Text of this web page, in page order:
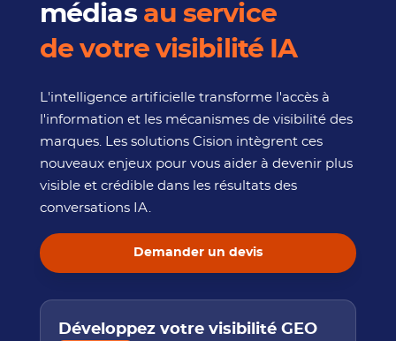
médias au service
de votre visibilité IA
L'intelligence artificielle transforme l'accès à
l'information et les mécanismes de visibilité des
marques. Les solutions Cision intègrent ces
nouveaux enjeux pour vous aider à devenir plus
visible et crédible dans les résultats des
conversations IA.
Demander un devis
Développez votre visibilité GEO